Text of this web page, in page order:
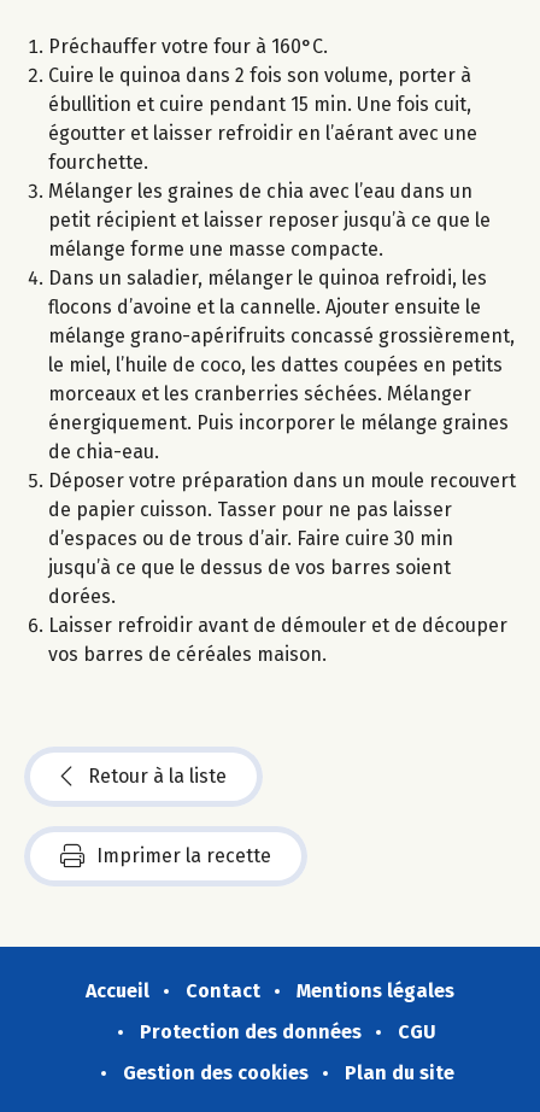
Préchauffer votre four à 160°C.
Cuire le quinoa dans 2 fois son volume, porter à
ébullition et cuire pendant 15 min. Une fois cuit,
égoutter et laisser refroidir en l’aérant avec une
fourchette.
Mélanger les graines de chia avec l’eau dans un
petit récipient et laisser reposer jusqu’à ce que le
mélange forme une masse compacte.
Dans un saladier, mélanger le quinoa refroidi, les
flocons d’avoine et la cannelle. Ajouter ensuite le
mélange grano-apérifruits concassé grossièrement,
le miel, l’huile de coco, les dattes coupées en petits
morceaux et les cranberries séchées. Mélanger
énergiquement. Puis incorporer le mélange graines
de chia-eau.
Déposer votre préparation dans un moule recouvert
de papier cuisson. Tasser pour ne pas laisser
d’espaces ou de trous d’air. Faire cuire 30 min
jusqu’à ce que le dessus de vos barres soient
dorées.
Laisser refroidir avant de démouler et de découper
vos barres de céréales maison.
Retour à la liste
Imprimer la recette
Accueil Contact
Mentions légales
Protection des données
CGU
Gestion des cookies
Plan du site